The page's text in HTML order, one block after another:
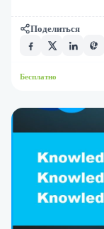
Поделиться
Бесплатно